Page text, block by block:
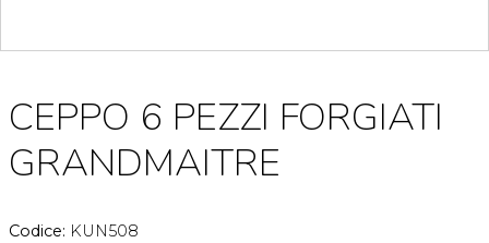
CEPPO 6 PEZZI FORGIATI
GRANDMAITRE
Codice: KUN508